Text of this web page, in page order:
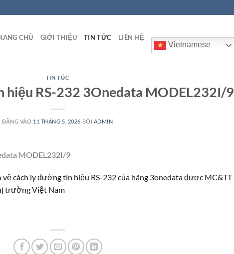
CHỦ GIỚI THIỆU TIN TỨC LIÊN HỆ
Vietnamese
TIN TỨC
hiệu RS-232 3Onedata MODEL232I/9
ĐĂNG VÀO 11 THÁNG 5, 2026 BỞI ADMIN
MODEL232I/9
cách ly đường tín hiệu RS-232 của hãng 3onedata được MC&TT
trường Việt Nam